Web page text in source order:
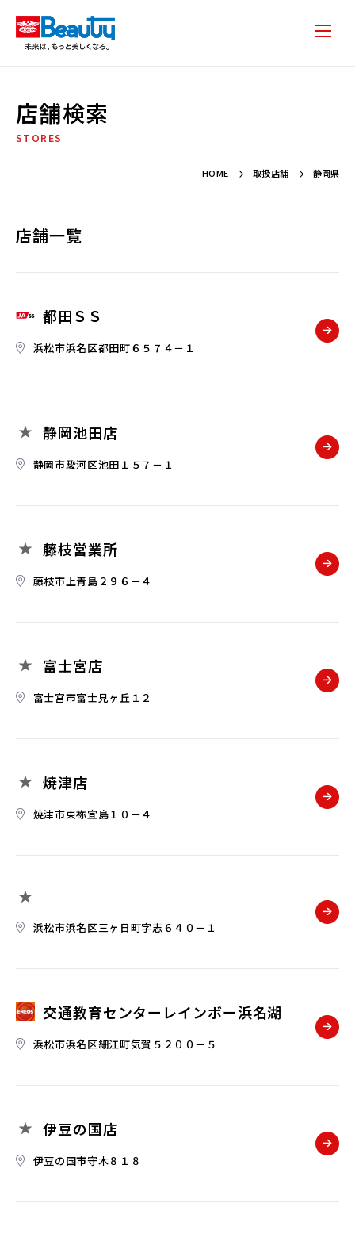
店舗検索
STORES
HOME 取扱店舗 静岡県
店舗一覧
都田ＳＳ
浜松市浜名区都田町６５７４－１
静岡池田店
静岡市駿河区池田１５７－１
藤枝営業所
藤枝市上青島２９６－４
富士宮店
富士宮市富士見ヶ丘１２
焼津店
焼津市東祢宜島１０－４
浜松市浜名区三ヶ日町字志６４０－１
交通教育センターレインボー浜名湖
浜松市浜名区細江町気賀５２００－５
伊豆の国店
伊豆の国市守木８１８